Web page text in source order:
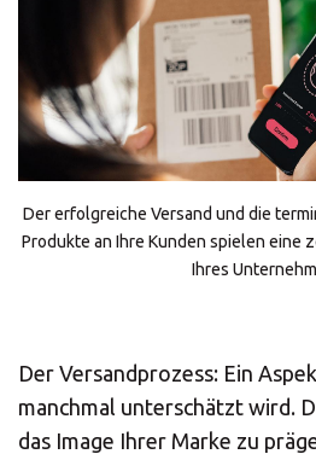
SOLUTIONS
Logistics
E-commerce
Marketing
Solutions
Der erfolgreiche Versand und die
Produkte an Ihre Kunden spielen eine
Ihres
Der Versandprozess: Ein
manchmal unterschätzt wird.
das Image Ihrer Marke zu